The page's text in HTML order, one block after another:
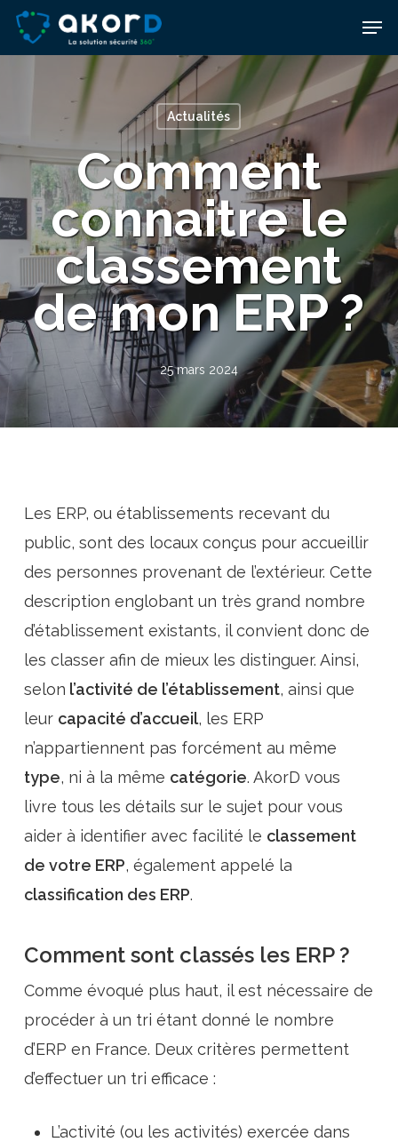
Skip
Actualités
Comment
connaitre le
classement
de mon ERP ?
25 mars 2024
Les ERP, ou établissements recevant du
public, sont des locaux conçus pour accueillir
des personnes provenant de l’extérieur. Cette
description englobant un très grand nombre
d’établissement existants, il convient donc de
les classer afin de mieux les distinguer. Ainsi,
selon l’activité de l’établissement, ainsi que
leur capacité d’accueil, les ERP
n’appartiennent pas forcément au même
type, ni à la même catégorie. AkorD vous
livre tous les détails sur le sujet pour vous
aider à identifier avec facilité le classement
de votre ERP, également appelé la
classification des ERP.
Comment sont classés les ERP ?
Comme évoqué plus haut, il est nécessaire de
procéder à un tri étant donné le nombre
d’ERP en France. Deux critères permettent
d’effectuer un tri efficace :
L’activité (ou les activités) exercée dans